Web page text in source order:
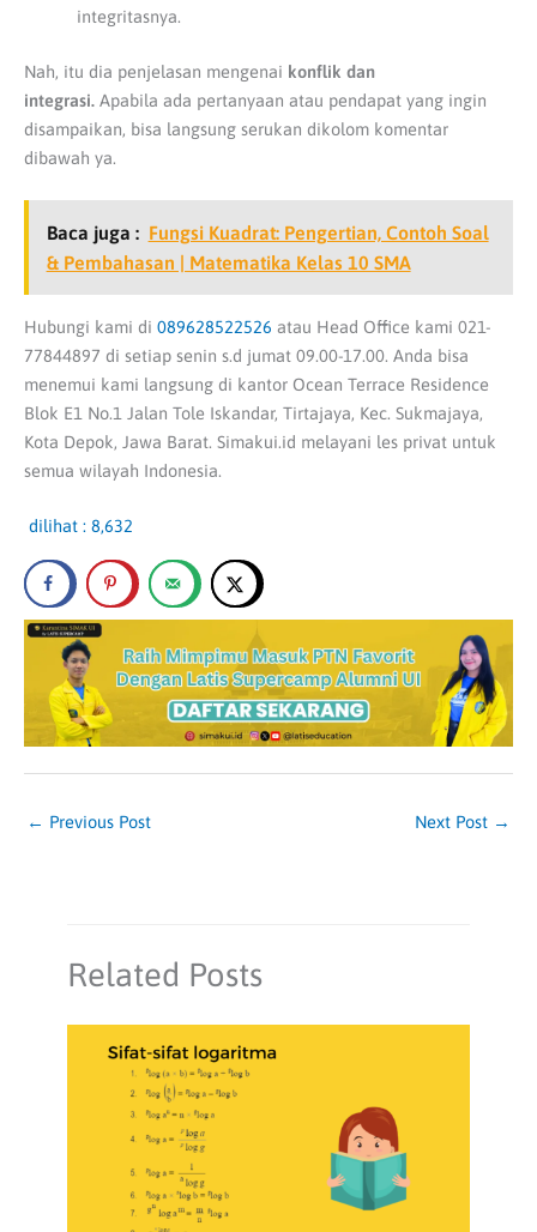
integritasnya.
Nah, itu dia penjelasan mengenai konflik dan
integrasi. Apabila ada pertanyaan atau pendapat yang ingin
disampaikan, bisa langsung serukan dikolom komentar
dibawah ya.
Baca juga : Fungsi Kuadrat: Pengertian, Contoh Soal
& Pembahasan | Matematika Kelas 10 SMA
Hubungi kami di 089628522526 atau Head Office kami 021-
77844897 di setiap senin s.d jumat 09.00-17.00. Anda bisa
menemui kami langsung di kantor Ocean Terrace Residence
Blok E1 No.1 Jalan Tole Iskandar, Tirtajaya, Kec. Sukmajaya,
Kota Depok, Jawa Barat. Simakui.id melayani les privat untuk
semua wilayah Indonesia.
dilihat : 8,632
← Previous Post Next Post →
Related Posts